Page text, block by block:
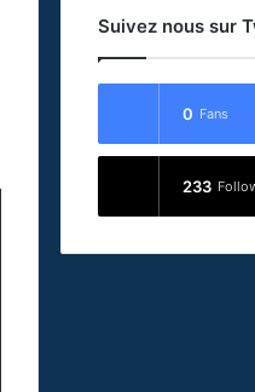
Suivez nous sur
0 Fans
233